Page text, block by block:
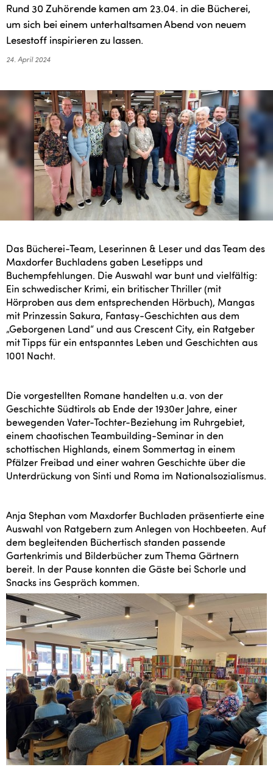
Rund 30 Zuhörende kamen am 23.04. in die Bücherei,
um sich bei einem unterhaltsamen Abend von neuem
Lesestoff inspirieren zu lassen.
24. April 2024
Das Bücherei-Team, Leserinnen & Leser und das Team des
Maxdorfer Buchladens gaben Lesetipps und
Buchempfehlungen. Die Auswahl war bunt und vielfältig:
Ein schwedischer Krimi, ein britischer Thriller (mit
Hörproben aus dem entsprechenden Hörbuch), Mangas
mit Prinzessin Sakura, Fantasy-Geschichten aus dem
„Geborgenen Land“ und aus Crescent City, ein Ratgeber
mit Tipps für ein entspanntes Leben und Geschichten aus
1001 Nacht.
Die vorgestellten Romane handelten u.a. von der
Geschichte Südtirols ab Ende der 1930er Jahre, einer
bewegenden Vater-Tochter-Beziehung im Ruhrgebiet,
einem chaotischen Teambuilding-Seminar in den
schottischen Highlands, einem Sommertag in einem
Pfälzer Freibad und einer wahren Geschichte über die
Unterdrückung von Sinti und Roma im Nationalsozialismus.
Anja Stephan vom Maxdorfer Buchladen präsentierte eine
Auswahl von Ratgebern zum Anlegen von Hochbeeten. Auf
dem begleitenden Büchertisch standen passende
Gartenkrimis und Bilderbücher zum Thema Gärtnern
bereit. In der Pause konnten die Gäste bei Schorle und
Snacks ins Gespräch kommen.